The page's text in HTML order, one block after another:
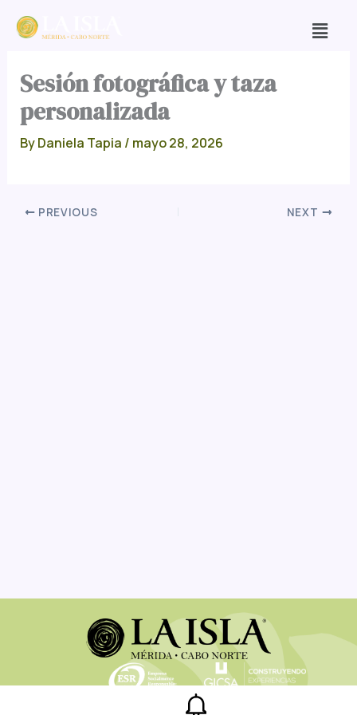
content
Sesión fotográfica y taza
personalizada
ByDaniela Tapia / mayo 28, 2026
PREVIOUS NEXT
Legal